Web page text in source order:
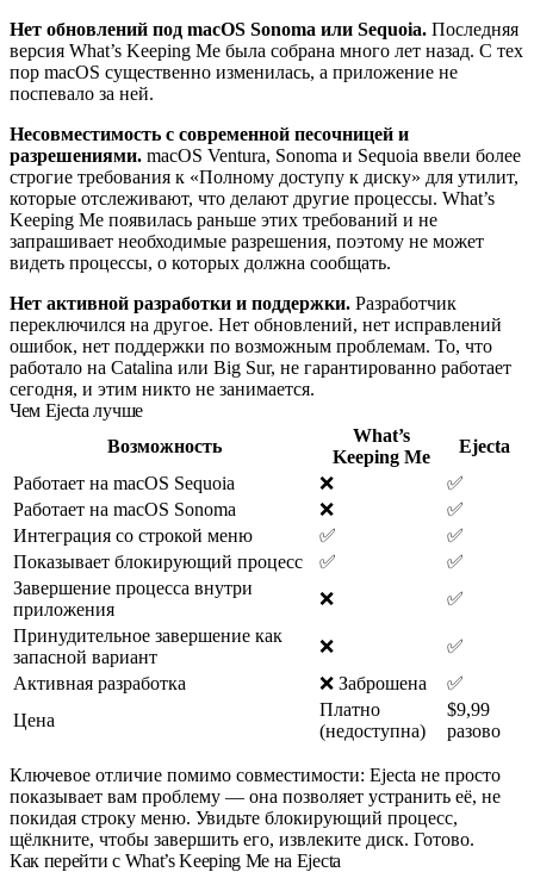
Нет обновлений под macOS Sonoma или Sequoia. Последняя
версия What’s Keeping Me была собрана много лет назад. С тех
пор macOS существенно изменилась, а приложение не
поспевало за ней.
Несовместимость с современной песочницей и
разрешениями. macOS Ventura, Sonoma и Sequoia ввели более
строгие требования к «Полному доступу к диску» для утилит,
которые отслеживают, что делают другие процессы. What’s
Keeping Me появилась раньше этих требований и не
запрашивает необходимые разрешения, поэтому не может
видеть процессы, о которых должна сообщать.
Нет активной разработки и поддержки. Разработчик
переключился на другое. Нет обновлений, нет исправлений
ошибок, нет поддержки по возможным проблемам. То, что
работало на Catalina или Big Sur, не гарантированно работает
сегодня, и этим никто не занимается.
Чем Ejecta лучше
Возможность
What’s
Keeping Me
Ejecta
Работает на macOS Sequoia
❌
✅
Работает на macOS Sonoma
❌
✅
Интеграция со строкой меню
✅
✅
Показывает блокирующий процесс
✅
✅
Завершение процесса внутри
приложения
❌
✅
Принудительное завершение как
запасной вариант
❌
✅
Активная разработка
❌ Заброшена
✅
Цена
Платно
(недоступна)
$9,99
разово
Ключевое отличие помимо совместимости: Ejecta не просто
показывает вам проблему — она позволяет устранить её, не
покидая строку меню. Увидьте блокирующий процесс,
щёлкните, чтобы завершить его, извлеките диск. Готово.
Как перейти с What’s Keeping Me на Ejecta